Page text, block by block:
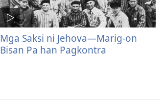
Mga Saksi ni Jehova—Marig-on
Bisan Pa han Pagkontra